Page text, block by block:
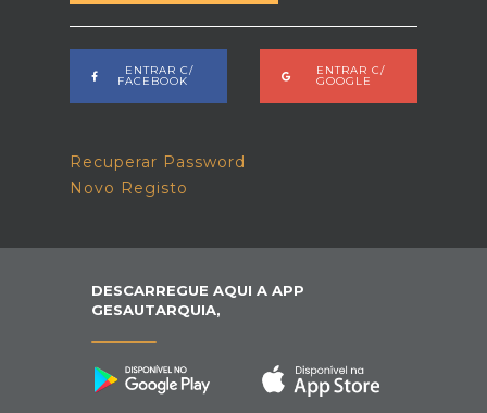
ENTRAR C/
FACEBOOK
ENTRAR C/
GOOGLE
Recuperar Password
Novo Registo
DESCARREGUE AQUI A APP
GESAUTARQUIA,